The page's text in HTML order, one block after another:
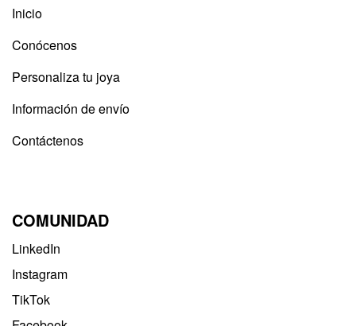
Inicio
Conócenos
Personaliza tu joya
Información de envío
Contáctenos
COMUNIDAD
LinkedIn
Instagram
TikTok